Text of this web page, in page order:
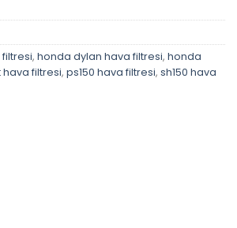
, honda dylan hava filtresi, honda
filtresi, ps150 hava filtresi, sh150 hava